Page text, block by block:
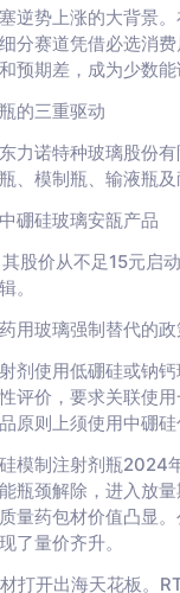
逆势上涨的大背景
分赛道凭借必选消
预期差，成为少数
的三重驱动
力诺特种玻璃股份
、模制瓶、输液瓶及
硼硅玻璃安瓿产品
股价从不足15元启
。
用玻璃强制替代的政
剂使用低硼硅或钠
评价，要求关联使
原则上须使用中硼
模制注射剂瓶2024
瓶颈解除，进入放
量药包材价值凸显
了量价齐升。
打开出海天花板。